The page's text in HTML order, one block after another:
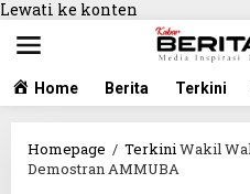
Lewati ke konten
Home Berita Terkini
Homepage / TerkiniWakil
Demostran AMMUBA